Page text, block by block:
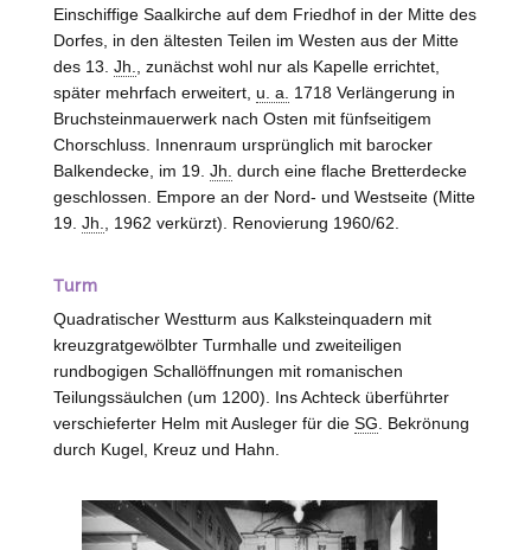
Einschiffige Saalkirche auf dem Friedhof in der Mitte des
Dorfes, in den ältesten Teilen im Westen aus der Mitte
des 13. Jh., zunächst wohl nur als Kapelle errichtet,
später mehrfach erweitert, u. a. 1718 Verlängerung in
Bruchsteinmauerwerk nach Osten mit fünfseitigem
Chorschluss. Innenraum ursprünglich mit barocker
Balkendecke, im 19. Jh. durch eine flache Bretterdecke
geschlossen. Empore an der Nord- und Westseite (Mitte
19. Jh., 1962 verkürzt). Renovierung 1960/62.
Turm
Quadratischer Westturm aus Kalksteinquadern mit
kreuzgratgewölbter Turmhalle und zweiteiligen
rundbogigen Schallöffnungen mit romanischen
Teilungssäulchen (um 1200). Ins Achteck überführter
verschieferter Helm mit Ausleger für die SG . Bekrönung
durch Kugel, Kreuz und Hahn.